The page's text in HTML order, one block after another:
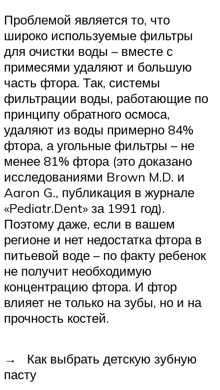
Проблемой является то, что
широко используемые фильтры
для очистки воды – вместе с
примесями удаляют и большую
часть фтора. Так, системы
фильтрации воды, работающие по
принципу обратного осмоса,
удаляют из воды примерно 84%
фтора, а угольные фильтры – не
менее 81% фтора (это доказано
исследованиями Brown M.D. и
Aaron G., публикация в журнале
«Pediatr.Dent» за 1991 год).
Поэтому даже, если в вашем
регионе и нет недостатка фтора в
питьевой воде – по факту ребенок
не получит необходимую
концентрацию фтора. И фтор
влияет не только на зубы, но и на
прочность костей.
→ Как выбрать детскую зубную
пасту